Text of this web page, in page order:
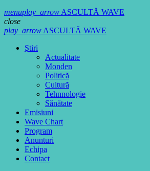
menuplay_arrowASCULTĂ WAVE
close
play_arrowASCULTĂ WAVE
Ştiri
Actualitate
Monden
Politică
Cultură
Tehnnologie
Sănătate
Emisiuni
Wave Chart
Program
Anunturi
Echipa
Contact